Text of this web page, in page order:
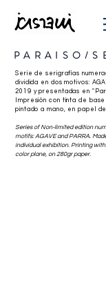
PARAISO/
Serie de serigrafías
dividida en dos motivos:
2019 y presentadas en
Impresión con tinta de
pintado a mano, en papel
Series of Non-limited edition
motifs: AGAVE and PARRA.
individual exhibition. Printing
color plane, on 280gr paper.